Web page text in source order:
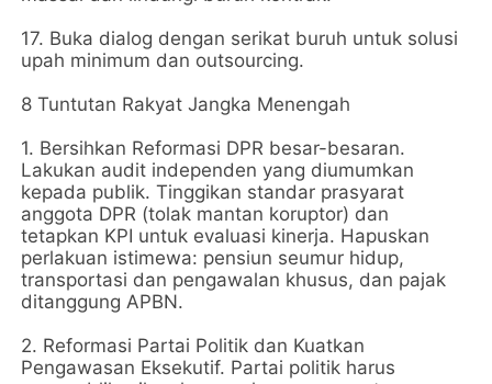
17. Buka dialog dengan serikat buruh untuk solusi
upah minimum dan outsourcing.
8 Tuntutan Rakyat Jangka Menengah
1. Bersihkan Reformasi DPR besar-besaran.
Lakukan audit independen yang diumumkan
kepada publik. Tinggikan standar prasyarat
anggota DPR (tolak mantan koruptor) dan
tetapkan KPI untuk evaluasi kinerja. Hapuskan
perlakuan istimewa: pensiun seumur hidup,
transportasi dan pengawalan khusus, dan pajak
ditanggung APBN.
2. Reformasi Partai Politik dan Kuatkan
Pengawasan Eksekutif. Partai politik harus